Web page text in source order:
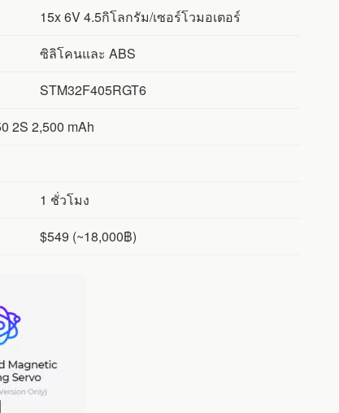
15x 6V 4.5กิโลกรัม/เซอร์โวมอเตอร์
ซิลิโคนและ ABS
STM32F405RGT6
2S 2,500 mAh
1 ชั่วโมง
$549 (~18,000฿)